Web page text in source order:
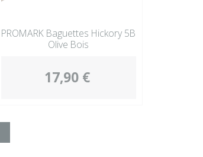
PROMARK Baguettes Hickory 5B
Olive Bois
17,90 €